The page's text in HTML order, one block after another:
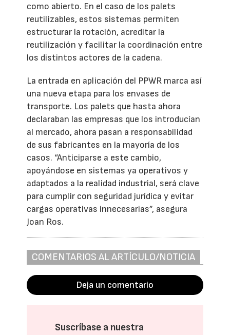
como abierto. En el caso de los palets
reutilizables, estos sistemas permiten
estructurar la rotación, acreditar la
reutilización y facilitar la coordinación entre
los distintos actores de la cadena.
La entrada en aplicación del PPWR marca así
una nueva etapa para los envases de
transporte. Los palets que hasta ahora
declaraban las empresas que los introducían
al mercado, ahora pasan a responsabilidad
de sus fabricantes en la mayoría de los
casos. “Anticiparse a este cambio,
apoyándose en sistemas ya operativos y
adaptados a la realidad industrial, será clave
para cumplir con seguridad jurídica y evitar
cargas operativas innecesarias”, asegura
Joan Ros.
COMENTARIOS AL ARTÍCULO/NOTICIA
Deja un comentario
Suscríbase a nuestra